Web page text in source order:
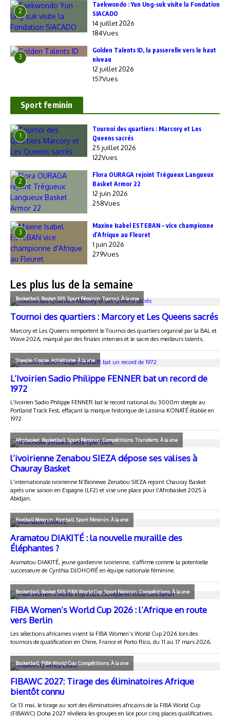
2
Taekwondo : Yun Ung-suk visite la Fondation
SIACADO
14 juillet 2026
184Vues
3
Golden Talents ID, la passerelle vers le haut
niveau
12 juillet 2026
157Vues
Sport feminin
1
‎Tournoi des quartiers : Marcory et Les
Queens sacrés
25 juillet 2026
122Vues
2
Flora OURAGA rejoint Trégueux Langueux
Basket Armor 22
12 juin 2026
258Vues
3
Maxine Isabel ESTEBAN – vice championne
d’Afrique au Fleuret
1 juin 2026
279Vues
Les plus lus de la semaine